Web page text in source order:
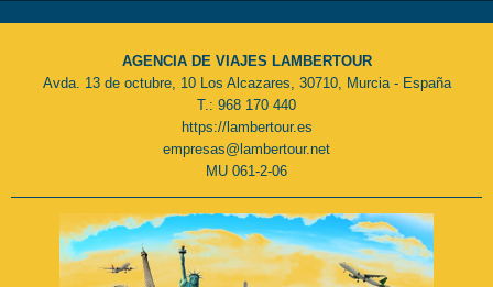
AGENCIA DE VIAJES LAMBERTOUR
Avda. 13 de octubre, 10 Los Alcazares, 30710, Murcia - España
T.: 968 170 440
https://lambertour.es
empresas@lambertour.net
MU 061-2-06